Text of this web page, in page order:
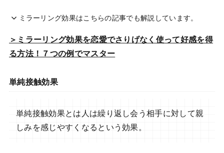
ミラーリング効果はこちらの記事でも解説しています。
＞ミラーリング効果を恋愛でさりげなく使って好感を得
る方法！７つの例でマスター
単純接触効果
単純接触効果とは人は繰り返し会う相手に対して親
しみを感じやすくなるという効果。